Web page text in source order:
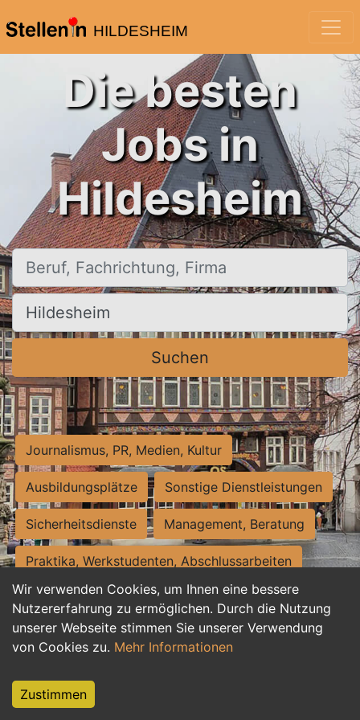
HILDESHEIM
Wir verwenden Cookies, um Ihnen eine bessere
Nutzererfahrung zu ermöglichen. Durch die Nutzung
unserer Webseite stimmen Sie unserer Verwendung
von Cookies zu. Mehr Informationen
Zustimmen
Die besten
Jobs in
Hildesheim
Beruf, Fachrichtung, Firma
Ort, Stadt
Suchen
Journalismus, PR, Medien, Kultur
Ausbildungsplätze Sonstige Dienstleistungen
Sicherheitsdienste Management, Beratung
Praktika, Werkstudenten, Abschlussarbeiten
Personalwesen Assistenz, Sekretariat
Hilfskräfte, Aushilfs- und Nebenjobs
Weiterbildung, Studium, duale Ausbildung